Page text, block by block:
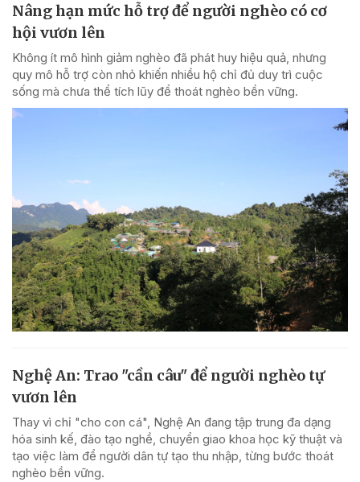
Nâng hạn mức hỗ trợ để người nghèo có cơ
hội vươn lên
Không ít mô hình giảm nghèo đã phát huy hiệu quả, nhưng
quy mô hỗ trợ còn nhỏ khiến nhiều hộ chỉ đủ duy trì cuộc
sống mà chưa thể tích lũy để thoát nghèo bền vững.
Nghệ An: Trao "cần câu" để người nghèo tự
vươn lên
Thay vì chỉ "cho con cá", Nghệ An đang tập trung đa dạng
hóa sinh kế, đào tạo nghề, chuyển giao khoa học kỹ thuật và
tạo việc làm để người dân tự tạo thu nhập, từng bước thoát
nghèo bền vững.